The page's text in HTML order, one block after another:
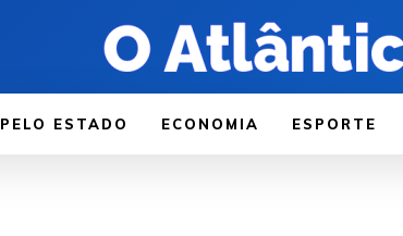
PELO ESTADO ECONOMIA ESPORTE